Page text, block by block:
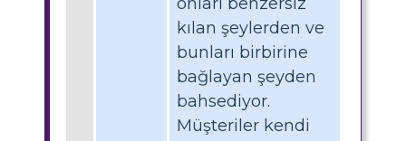
kılan şeylerden ve
bunları birbirine
bağlayan şeyden
bahsediyor.
Müşteriler kendi